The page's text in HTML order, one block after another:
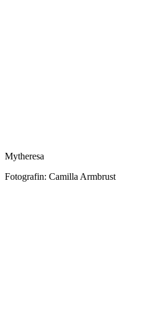
Mytheresa
Fotografin: Camilla Armbrust